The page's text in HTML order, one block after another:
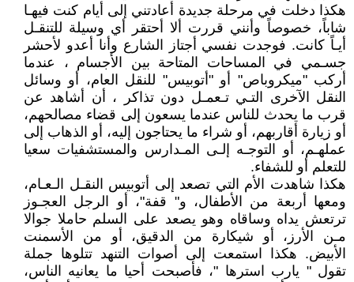
هكذا دخلت في مرحلة جديدة أعادتني إلى أيام كنت فيهـا
شاباً، خصوصاً وأنني قررت ألا أحتقر أي وسيلة للتنقـل
أيـاً كانت. فوجدت نفسي أجتاز الشارع وأنا أعدو لأحشر
جسـمي في المساحات المتاحة بين الأجسام ، عندما
أركب "ميكروباص" أو "أتوبيس" للنقل العام، أو وسائل
النقل الآخرى التـي تـعمـل دون تذاكر ، أن أشاهد عن
قرب ما يحدث للناس عندما يسعون إلى قضاء مصالحهم،
أو زيارة أقاربهم، أو شراء ما يحتاجون إليه، أو الذهاب إلى
عملهـم، أو التوجـه إلـى المـدارس والمستشفيات سعيا
للتعلم أو للشفاء.
هكذا شاهدت الأم التي تصعد إلى أتوبيس النقـل الـعـام،
ومعها أربعة من الأطفال، و" قفة"، أو الرجل العجـوز
ترتعش يداه وساقاه وهو يصعد على السلم حاملا جوالا
مـن الأرز، أو شيكارة من الدقيق، أو من الأسمنت
الأبيض. هكذا استمعت إلى أصوات التنهد تتلوها جملة
تقول " يارب استرها "، فأصبحت أحيا ما يعانيه الناس،